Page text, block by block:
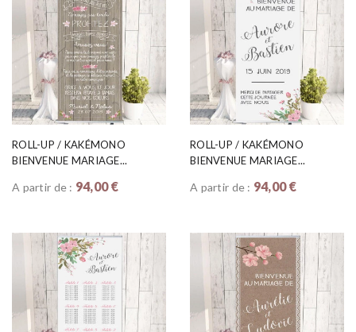
ROLL-UP / KAKÉMONO
BIENVENUE MARIAGE...
A partir de : 94,00 €
ROLL-UP / KAKÉMONO
BIENVENUE MARIAGE...
A partir de : 94,00 €